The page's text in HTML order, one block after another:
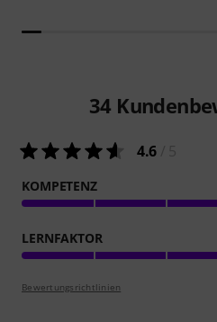
34
4.6
KOMPETENZ
LERNFAKTOR
Bewertungsrichtlinien